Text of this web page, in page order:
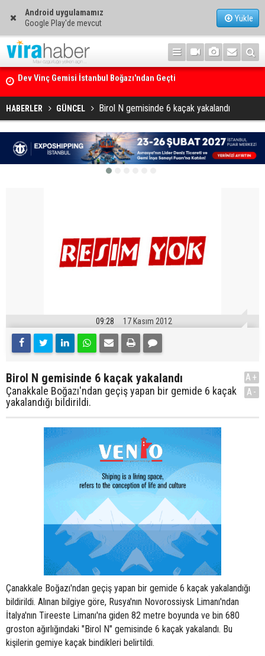
Android uygulamamız
Google Play'de mevcut
Yükle
Ege Denizi’nin En Büyük Mercan Ormanı
HABERLER GÜNCEL Birol N gemisinde 6 kaçak yakalandı
09:28 17 Kasım 2012
Birol N gemisinde 6 kaçak yakalandı
Çanakkale Boğazı'ndan geçiş yapan bir gemide 6 kaçak
yakalandığı bildirildi.
A+
A-
Çanakkale Boğazı'ndan geçiş yapan bir gemide 6 kaçak yakalandığı
bildirildi. Alınan bilgiye göre, Rusya'nın Novorossiysk Limanı'ndan
İtalya'nın Tireeste Limanı'na giden 82 metre boyunda ve bin 680
groston ağırlığındaki "Birol N" gemisinde 6 kaçak yakalandı. Bu
kişilerin gemiye kaçak bindikleri belirtildi.